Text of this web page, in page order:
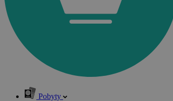
Pobyty